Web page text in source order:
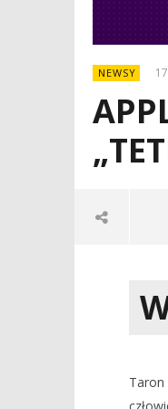
NEWSY
Taron